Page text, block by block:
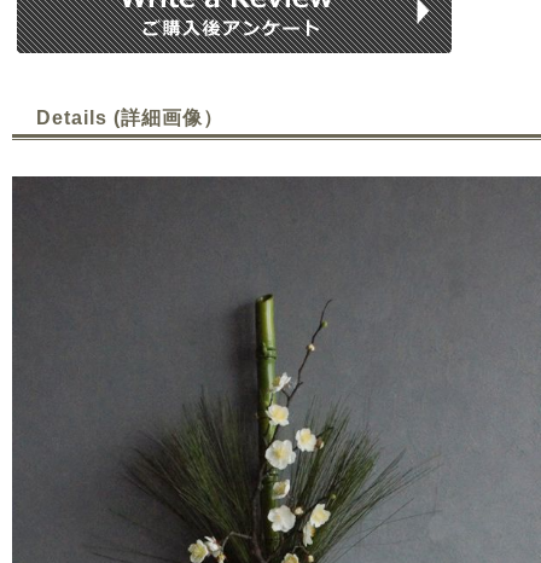
Details (詳細画像）